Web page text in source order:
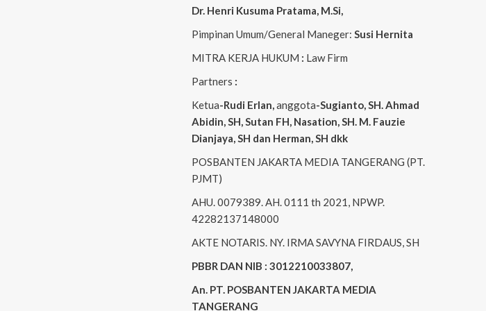
Dr. Henri Kusuma Pratama, M.Si
Pimpinan Umum/General Maneger: Susi Hernita
MITRA KERJA HUKUM : Law Firm
Partners :
Ketua-Rudi Erlan anggota-Sugianto, SH. Ahmad
Abidin , SH, Sutan FH, Nasation , SH. M. Fauzie
Dianjaya , SH dan Herman, SH dkk
POSBANTEN JAKARTA MEDIA TANGERANG (PT.
PJMT)
AHU. 0079389. AH. 0111 th 2021, NPWP.
42282137148000
AKTE NOTARIS. NY. IRMA SAVYNA FIRDAUS, SH
PBBR DAN NIB : 3012210033807,
An. PT. POSBANTEN JAKARTA MEDIA
TANGERANG